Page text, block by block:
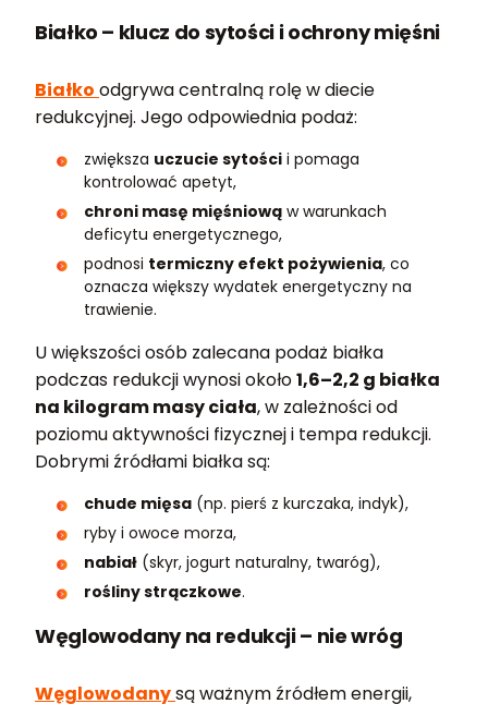
Białko – klucz do sytości i ochrony mięśni
Białko odgrywa centralną rolę w diecie
redukcyjnej. Jego odpowiednia podaż:
zwiększa uczucie sytości i pomaga
kontrolować apetyt,
chroni masę mięśniową w warunkach
deficytu energetycznego,
podnosi termiczny efekt pożywienia, co
oznacza większy wydatek energetyczny na
trawienie.
U większości osób zalecana podaż białka
podczas redukcji wynosi około1,6–2,2 g białka
na kilogram masy ciała, w zależności od
poziomu aktywności fizycznej i tempa redukcji.
Dobrymi źródłami białka są:
chude mięsa (np. pierś z kurczaka, indyk),
ryby i owoce morza,
nabiał (skyr, jogurt naturalny, twaróg),
rośliny strączkowe.
Węglowodany na redukcji – nie wróg
Węglowodanysą ważnym źródłem energii,